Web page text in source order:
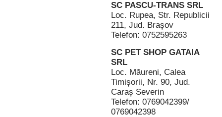
SC PASCU-TRANS SRL
Loc. Rupea, Str. Republicii
211, Jud. Brașov
Telefon: 0752595263
SC PET SHOP GATAIA
SRL
Loc. Măureni, Calea
Timișorii, Nr. 90, Jud.
Caraș Severin
Telefon: 0769042399/
0769042398